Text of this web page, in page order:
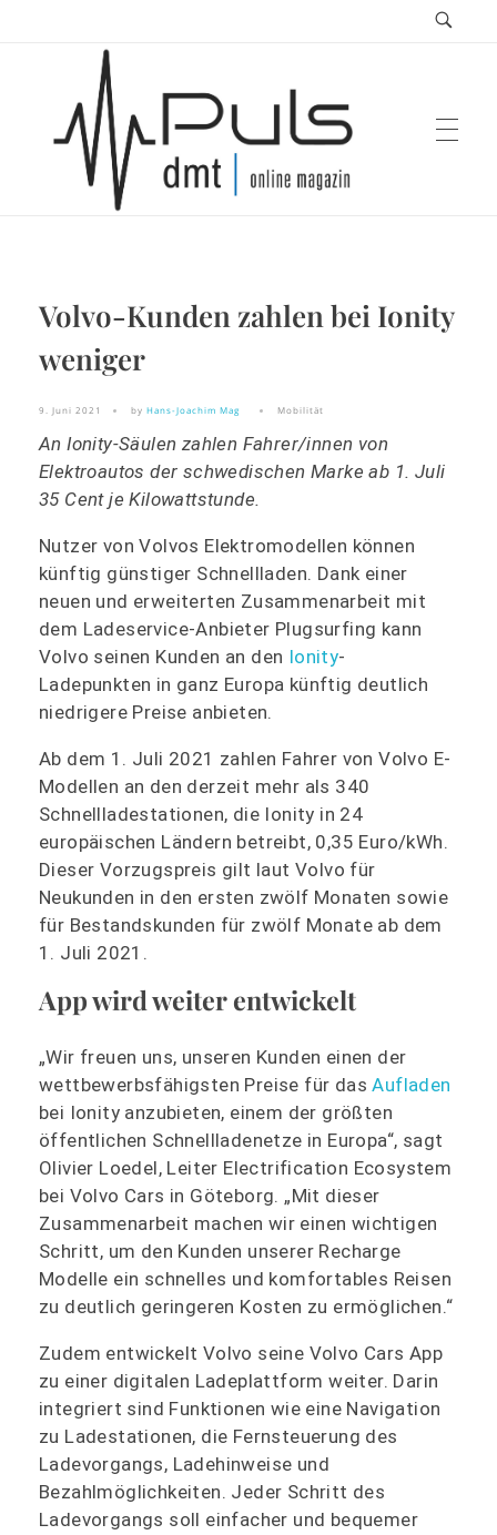
Puls Magazin
Zukunft der Mobilität
Volvo-Kunden zahlen bei Ionity
weniger
9. Juni 2021 by Hans-Joachim Mag Mobilität
An Ionity-Säulen zahlen Fahrer/innen von
Elektroautos der schwedischen Marke ab 1. Juli
35 Cent je Kilowattstunde.
Nutzer von Volvos Elektromodellen können
künftig günstiger Schnellladen. Dank einer
neuen und erweiterten Zusammenarbeit mit
dem Ladeservice-Anbieter Plugsurfing kann
Volvo seinen Kunden an den Ionity-
Ladepunkten in ganz Europa künftig deutlich
niedrigere Preise anbieten.
Ab dem 1. Juli 2021 zahlen Fahrer von Volvo E-
Modellen an den derzeit mehr als 340
Schnellladestationen, die Ionity in 24
europäischen Ländern betreibt, 0,35 Euro/kWh.
Dieser Vorzugspreis gilt laut Volvo für
Neukunden in den ersten zwölf Monaten sowie
für Bestandskunden für zwölf Monate ab dem
1. Juli 2021.
App wird weiter entwickelt
„Wir freuen uns, unseren Kunden einen der
wettbewerbsfähigsten Preise für dasAufladen
bei Ionity anzubieten, einem der größten
öffentlichen Schnellladenetze in Europa“, sagt
Olivier Loedel, Leiter Electrification Ecosystem
bei Volvo Cars in Göteborg. „Mit dieser
Zusammenarbeit machen wir einen wichtigen
Schritt, um den Kunden unserer Recharge
Modelle ein schnelles und komfortables Reisen
zu deutlich geringeren Kosten zu ermöglichen.“
Zudem entwickelt Volvo seine Volvo Cars App
zu einer digitalen Ladeplattform weiter. Darin
integriert sind Funktionen wie eine Navigation
zu Ladestationen, die Fernsteuerung des
Ladevorgangs, Ladehinweise und
Bezahlmöglichkeiten. Jeder Schritt des
Ladevorgangs soll einfacher und bequemer